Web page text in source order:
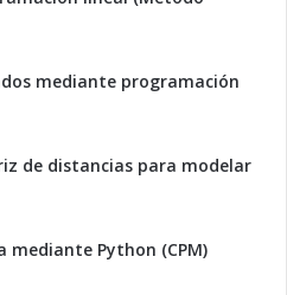
mediante programación
de distancias para modelar
mediante Python (CPM)